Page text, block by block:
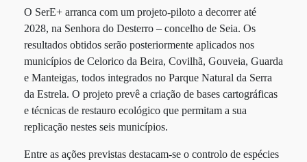
O SerE+ arranca com um projeto-piloto a decorrer até
2028, na Senhora do Desterro – concelho de Seia. Os
resultados obtidos serão posteriormente aplicados nos
municípios de Celorico da Beira, Covilhã, Gouveia, Guarda
e Manteigas, todos integrados no Parque Natural da Serra
da Estrela. O projeto prevê a criação de bases cartográficas
e técnicas de restauro ecológico que permitam a sua
replicação nestes seis municípios.
Entre as ações previstas destacam-se o controlo de espécies